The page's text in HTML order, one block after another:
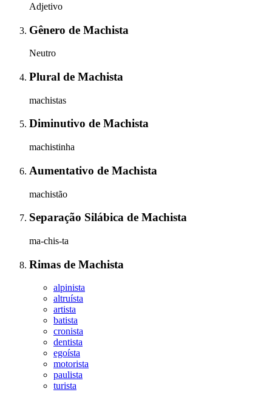
Adjetivo
Gênero de Machista
Neutro
Plural de Machista
machistas
Diminutivo de Machista
machistinha
Aumentativo de Machista
machistão
Separação Silábica de Machista
ma-chis-ta
Rimas de Machista
alpinista
altruísta
artista
batista
cronista
dentista
egoísta
motorista
paulista
turista